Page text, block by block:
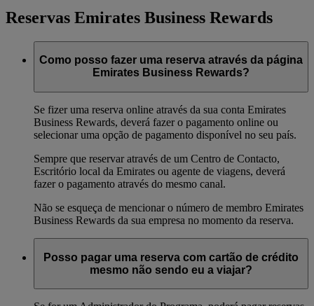
Reservas Emirates Business Rewards
Como posso fazer uma reserva através da página
Emirates Business Rewards?
Se fizer uma reserva online através da sua conta Emirates
Business Rewards, deverá fazer o pagamento online ou
selecionar uma opção de pagamento disponível no seu país.
Sempre que reservar através de um Centro de Contacto,
Escritório local da Emirates ou agente de viagens, deverá
fazer o pagamento através do mesmo canal.
Não se esqueça de mencionar o número de membro Emirates
Business Rewards da sua empresa no momento da reserva.
Posso pagar uma reserva com cartão de crédito
mesmo não sendo eu a viajar?